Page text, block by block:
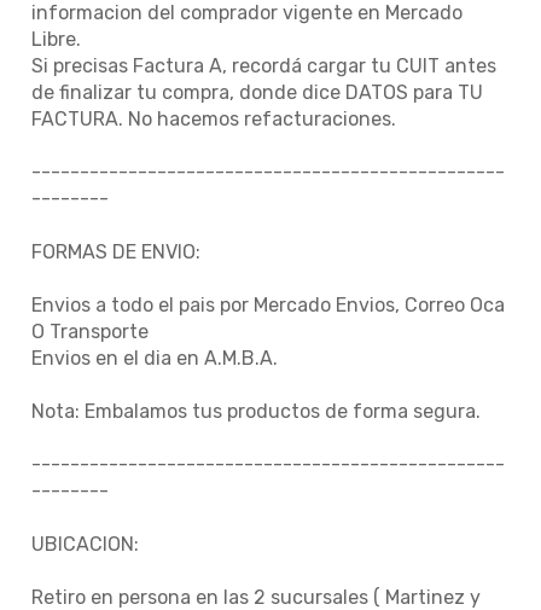
informacion del comprador vigente en Mercado
Libre.
Si precisas Factura A, recordá cargar tu CUIT antes
de finalizar tu compra, donde dice DATOS para TU
FACTURA. No hacemos refacturaciones.
-------------------------------------------------
--------
FORMAS DE ENVIO:
Envios a todo el pais por Mercado Envios, Correo Oca
O Transporte
Envios en el dia en A.M.B.A.
Nota: Embalamos tus productos de forma segura.
-------------------------------------------------
--------
UBICACION:
Retiro en persona en las 2 sucursales ( Martinez y